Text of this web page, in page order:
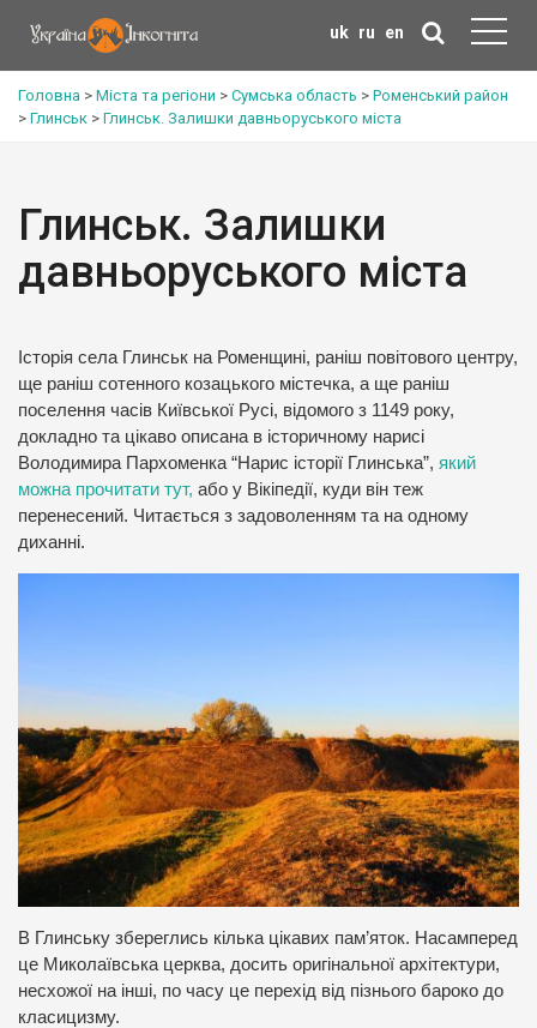
uk ru en
Головна > Міста та регіони > Сумська область > Роменський район
> Глинськ > Глинськ. Залишки давньоруського міста
Глинськ. Залишки
давньоруського міста
Історія села Глинськ на Роменщині, раніш повітового центру,
ще раніш сотенного козацького містечка, а ще раніш
поселення часів Київської Русі, відомого з 1149 року,
докладно та цікаво описана в історичному нарисі
Володимира Пархоменка “Нарис історії Глинська”, який
можна прочитати тут, або у Вікіпедії, куди він теж
перенесений. Читається з задоволенням та на одному
диханні.
В Глинську збереглись кілька цікавих пам’яток. Насамперед
це Миколаївська церква, досить оригінальної архітектури,
несхожої на інші, по часу це перехід від пізнього бароко до
класицизму.